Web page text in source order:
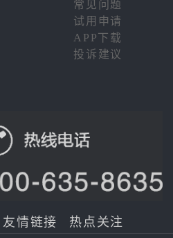
常见问题
试用申请
APP下载
投诉建议
友情链接 热点关注